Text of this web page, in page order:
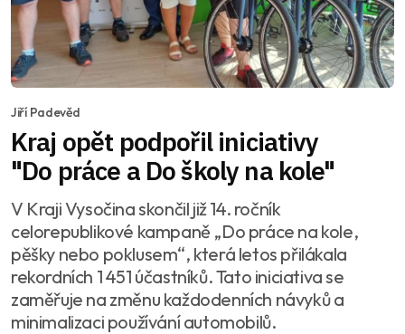
Jiří Padevěd
Kraj opět podpořil iniciativy
"Do práce a Do školy na kole"
V Kraji Vysočina skončil již 14. ročník
celorepublikové kampaně „Do práce na kole,
pěšky nebo poklusem“, která letos přilákala
rekordních 1 451 účastníků. Tato iniciativa se
zaměřuje na změnu každodenních návyků a
minimalizaci používání automobilů.